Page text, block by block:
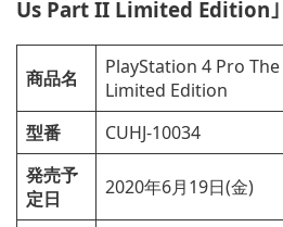
Us Part II Limited Edition｣
商品名
PlayStation 4 Pro
Limited Edition
型番
CUHJ-10034
発売予
定日
2020年6月19日(金)